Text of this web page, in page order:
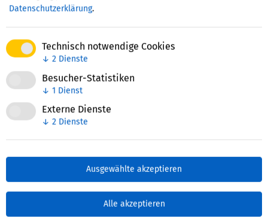
Datenschutzerklärung.
Technisch notwendige Cookies
↓ 2 Dienste
Besucher-Statistiken
↓ 1 Dienst
Externe Dienste
↓ 2 Dienste
Ausgewählte akzeptieren
Alle akzeptieren
Akzeptieren
Nettie-Finder
Zuletzt bearbeitet: 04. November 2025